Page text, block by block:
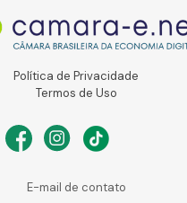
Política de Privacidade
Termos de Uso
E-mail de contato